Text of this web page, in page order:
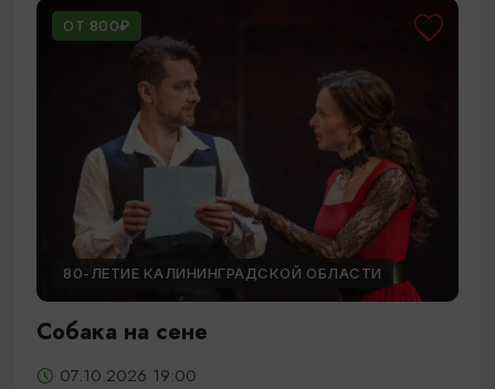
ОТ 800₽
80-ЛЕТИЕ КАЛИНИНГРАДСКОЙ ОБЛАСТИ
Собака на сене
07.10.2026 19:00